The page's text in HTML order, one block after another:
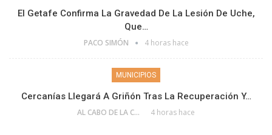
El Getafe Confirma La Gravedad De La Lesión De Uche,
Que…
PACO SIMÓN 4 horas hace
MUNICIPIOS
Cercanías Llegará A Griñón Tras La Recuperación Y…
AL CABO DE LA CALLE 4 horas hace